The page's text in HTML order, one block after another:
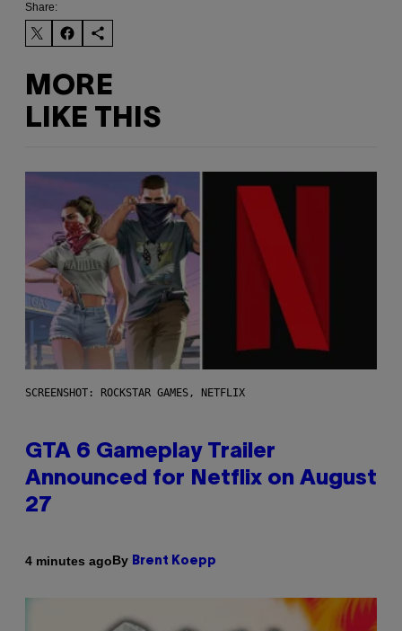
Share:
MORE
LIKE THIS
SCREENSHOT: ROCKSTAR GAMES, NETFLIX
GTA 6 Gameplay Trailer
Announced for Netflix on August
27
4 minutes agoBy Brent Koepp